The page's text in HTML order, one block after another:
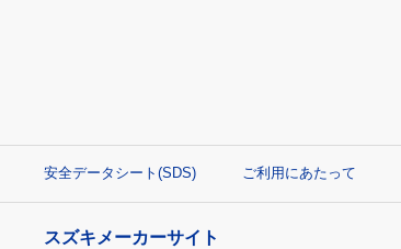
安全データシート(SDS) ご利用にあたって
スズキメーカーサイト